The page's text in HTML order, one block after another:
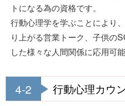
トになる為の資格です。
行動心理学を学ぶことにより
り上がる営業トーク、子供の
した様々な人間関係に応用可能
4-2 行動心理カウ